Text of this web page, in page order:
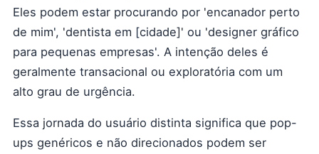
Eles podem estar procurando por 'encanador perto
de mim', 'dentista em [cidade]' ou 'designer gráfico
para pequenas empresas'. A intenção deles é
geralmente transacional ou exploratória com um
alto grau de urgência.
Essa jornada do usuário distinta significa que pop-
ups genéricos e não direcionados podem ser